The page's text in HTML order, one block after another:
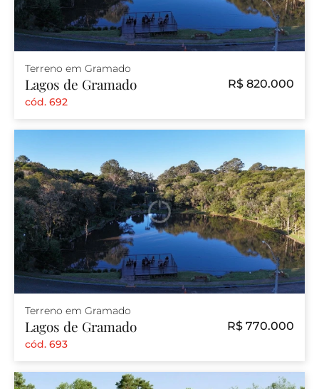
Terreno em Gramado
Lagos de Gramado R$ 820.000
cód. 692
Terreno em Gramado
Lagos de Gramado R$ 770.000
cód. 693